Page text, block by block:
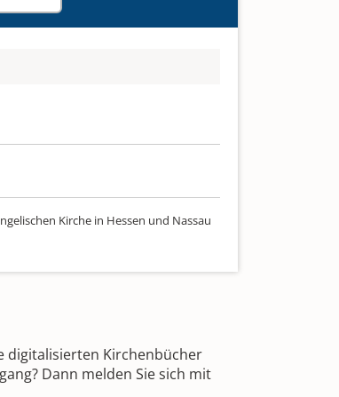
Kirche in Hessen und Nassau
digitalisierten Kirchenbücher
Dann melden Sie sich mit